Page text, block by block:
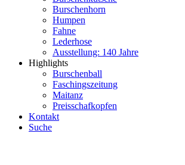
Burschenhorn
Humpen
Fahne
Lederhose
Ausstellung: 140 Jahre
Highlights
Burschenball
Faschingszeitung
Maitanz
Preisschafkopfen
Kontakt
Suche